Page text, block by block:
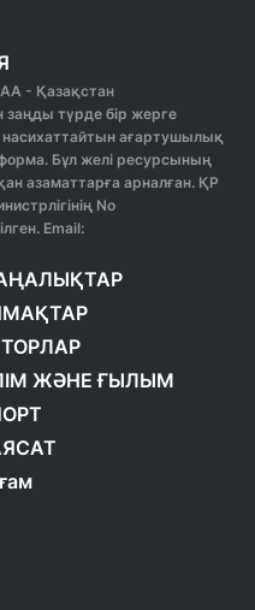
- Қазақстан
түрде бір жерге
ағартушылық
Бұл желі ресурсының
азаматтарға арналған. ҚР
No
Email:
ЖӘНЕ ҒЫЛЫМ